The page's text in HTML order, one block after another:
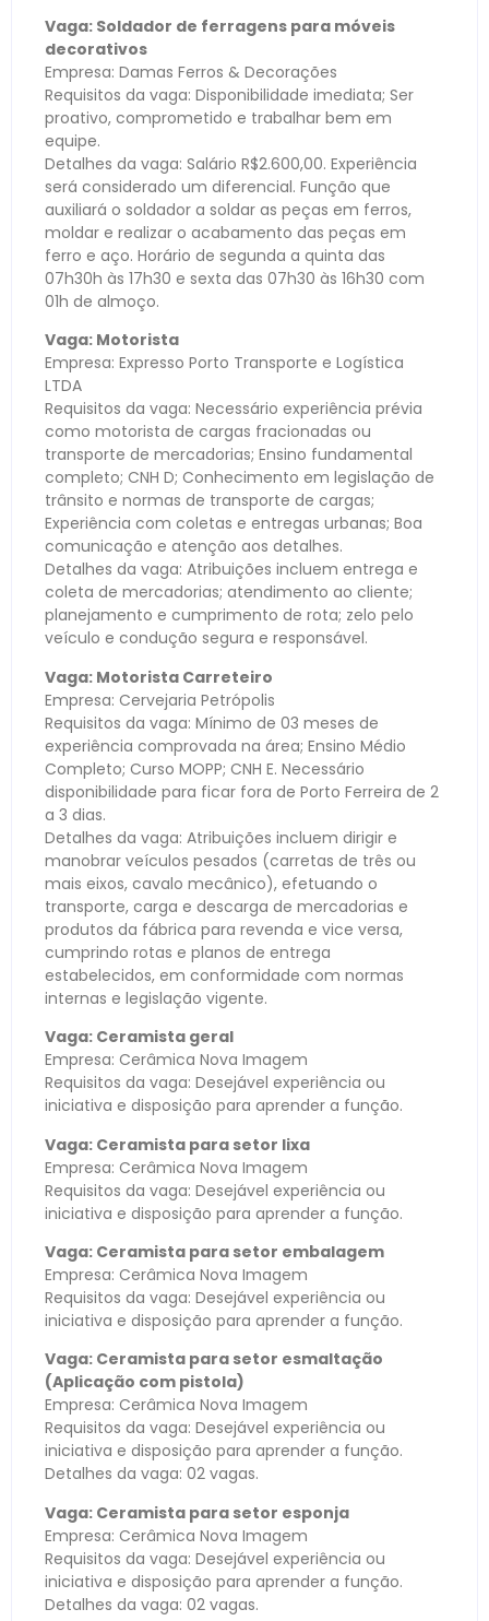
Vaga: Soldador de ferragens para móveis
decorativos
Empresa: Damas Ferros & Decorações
Requisitos da vaga: Disponibilidade imediata; Ser
proativo, comprometido e trabalhar bem em
equipe.
Detalhes da vaga: Salário R$2.600,00. Experiência
será considerado um diferencial. Função que
auxiliará o soldador a soldar as peças em ferros,
moldar e realizar o acabamento das peças em
ferro e aço. Horário de segunda a quinta das
07h30h às 17h30 e sexta das 07h30 às 16h30 com
01h de almoço.
Vaga: Motorista
Empresa: Expresso Porto Transporte e Logística
LTDA
Requisitos da vaga: Necessário experiência prévia
como motorista de cargas fracionadas ou
transporte de mercadorias; Ensino fundamental
completo; CNH D; Conhecimento em legislação de
trânsito e normas de transporte de cargas;
Experiência com coletas e entregas urbanas; Boa
comunicação e atenção aos detalhes.
Detalhes da vaga: Atribuições incluem entrega e
coleta de mercadorias; atendimento ao cliente;
planejamento e cumprimento de rota; zelo pelo
veículo e condução segura e responsável.
Vaga: Motorista Carreteiro
Empresa: Cervejaria Petrópolis
Requisitos da vaga: Mínimo de 03 meses de
experiência comprovada na área; Ensino Médio
Completo; Curso MOPP; CNH E. Necessário
disponibilidade para ficar fora de Porto Ferreira de 2
a 3 dias.
Detalhes da vaga: Atribuições incluem dirigir e
manobrar veículos pesados (carretas de três ou
mais eixos, cavalo mecânico), efetuando o
transporte, carga e descarga de mercadorias e
produtos da fábrica para revenda e vice versa,
cumprindo rotas e planos de entrega
estabelecidos, em conformidade com normas
internas e legislação vigente.
Vaga: Ceramista geral
Empresa: Cerâmica Nova Imagem
Requisitos da vaga: Desejável experiência ou
iniciativa e disposição para aprender a função.
Vaga: Ceramista para setor lixa
Empresa: Cerâmica Nova Imagem
Requisitos da vaga: Desejável experiência ou
iniciativa e disposição para aprender a função.
Vaga: Ceramista para setor embalagem
Empresa: Cerâmica Nova Imagem
Requisitos da vaga: Desejável experiência ou
iniciativa e disposição para aprender a função.
Vaga: Ceramista para setor esmaltação
(Aplicação com pistola)
Empresa: Cerâmica Nova Imagem
Requisitos da vaga: Desejável experiência ou
iniciativa e disposição para aprender a função.
Detalhes da vaga: 02 vagas.
Vaga: Ceramista para setor esponja
Empresa: Cerâmica Nova Imagem
Requisitos da vaga: Desejável experiência ou
iniciativa e disposição para aprender a função.
Detalhes da vaga: 02 vagas.